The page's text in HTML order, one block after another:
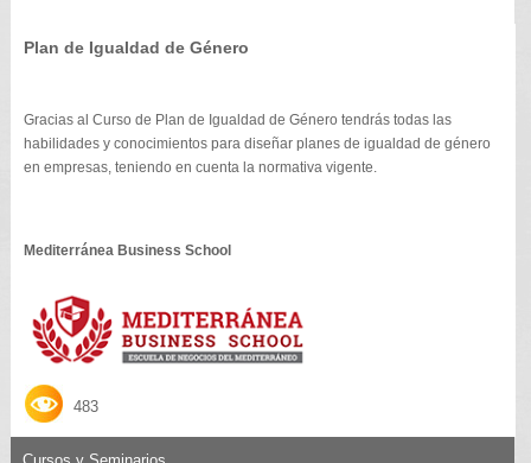
Plan de Igualdad de Género
Gracias al Curso de Plan de Igualdad de Género tendrás todas las
habilidades y conocimientos para diseñar planes de igualdad de género
en empresas, teniendo en cuenta la normativa vigente.
Mediterránea Business School
483